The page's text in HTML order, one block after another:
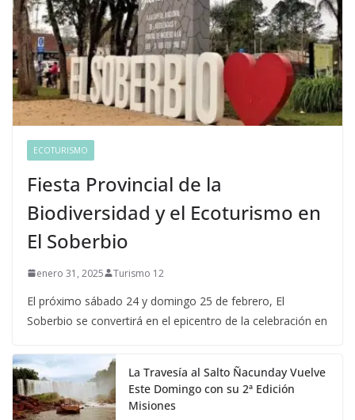
ECOTURISMO
Fiesta Provincial de la
Biodiversidad y el Ecoturismo en
El Soberbio
enero 31, 2025 Turismo 12
El próximo sábado 24 y domingo 25 de febrero, El
Soberbio se convertirá en el epicentro de la celebración en
La Travesía al Salto Ñacunday Vuelve
Este Domingo con su 2ª Edición
Misiones